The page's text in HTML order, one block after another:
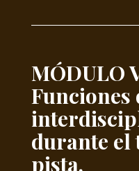
MÓDULO
durante el
pista.